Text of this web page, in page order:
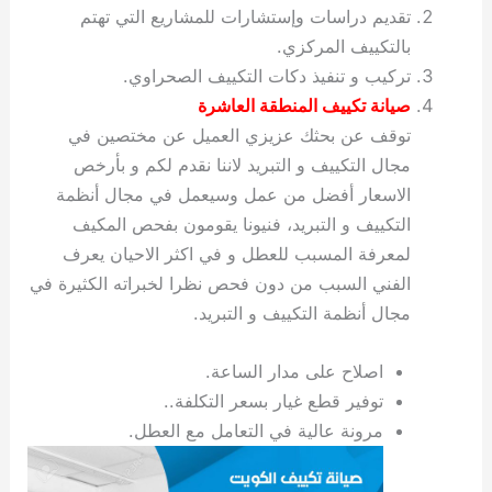
تقديم دراسات وإستشارات للمشاريع التي تهتم
بالتكييف المركزي.
تركيب و تنفيذ دكات التكييف الصحراوي.
صيانة تكييف المنطقة العاشرة
توقف عن بحثك عزيزي العميل عن مختصين في
مجال التكييف و التبريد لاننا نقدم لكم و بأرخص
الاسعار أفضل من عمل وسيعمل في مجال أنظمة
التكييف و التبريد، فنيونا يقومون بفحص المكيف
لمعرفة المسبب للعطل و في اكثر الاحيان يعرف
الفني السبب من دون فحص نظرا لخبراته الكثيرة في
مجال أنظمة التكييف و التبريد.
اصلاح على مدار الساعة.
توفير قطع غيار بسعر التكلفة..
مرونة عالية في التعامل مع العطل.